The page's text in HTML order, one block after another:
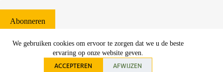
We gebruiken cookies om ervoor te zorgen dat we u de beste
ervaring op onze website geven.
ACCEPTEREN AFWIJZEN
Abonneren
websiteontwikkeling Communicatieregisseurs*